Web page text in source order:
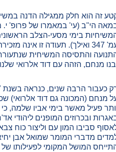
זה הוא חלק ממגילה הדנה
הי"ב (עי' במאמרו של פרופ' י.
בימי מסעי-הצלב
עמ' 347 ואילך). תעודה זו אינה
והתסיסה המשיחית
מנחם, הזהה עם דוד אלרואי
מנחם (המכונה גם דוד אלרואי)
פעיל מאשר בימי אביו שלמה,
ובכרוזים המופנים ליהודי
סביבו המון עם וליצור כוח
מדברי המומר שמואל אבן
המושל המקומי לפעילותו